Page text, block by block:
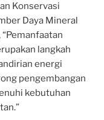
Konservasi
Daya Mineral
langkah
energi
pengembangan
kebutuhan